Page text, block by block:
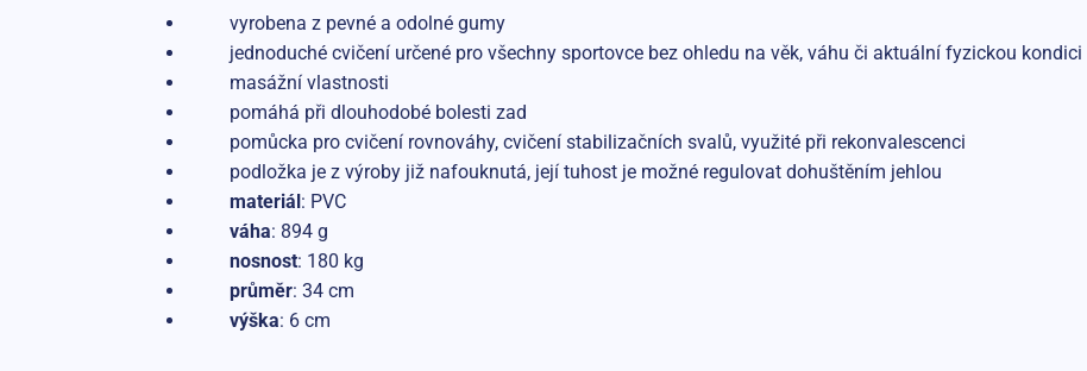
vyrobena z pevné a odolné gumy
jednoduché cvičení určené pro všechny sportovce bez ohledu na věk, váhu či aktuální fyzickou kondici
masážní vlastnosti
pomáhá při dlouhodobé bolesti zad
pomůcka pro cvičení rovnováhy, cvičení stabilizačních svalů, využité při rekonvalescenci
podložka je z výroby již nafouknutá, její tuhost je možné regulovat dohuštěním jehlou
materiál : PVC
váha: 894 g
nosnost: 180 kg
průměr: 34 cm
výška: 6 cm